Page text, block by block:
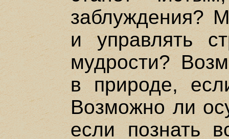
заблуждения?
и управлять
мудрости?
в природе,
Возможно ли
если познать